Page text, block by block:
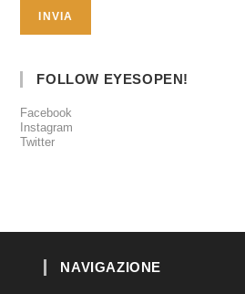
FOLLOW EYESOPEN!
Facebook
Instagram
Twitter
NAVIGAZIONE